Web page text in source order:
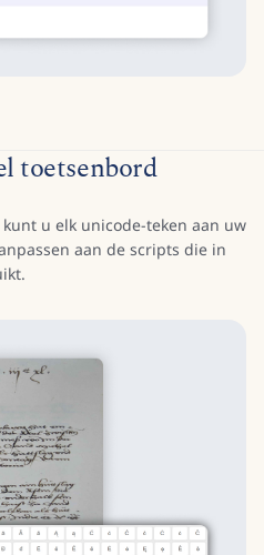
toetsenbord
u elk unicode-teken aan uw
aan de scripts die in